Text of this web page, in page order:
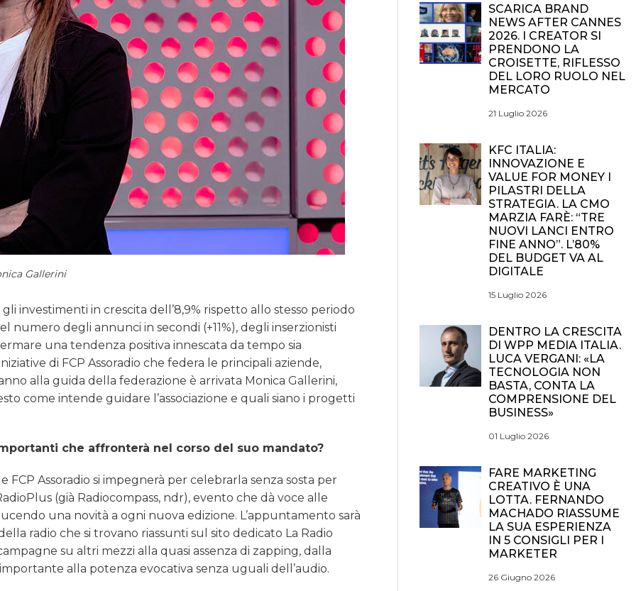
Gallerini
investimenti in crescita dell’8,9% rispetto allo stesso periodo
degli annunci in secondi (+11%), degli inserzionisti
una tendenza positiva innescata da tempo sia
di FCP Assoradio che federa le principali aziende,
alla guida della federazione è arrivata Monica Gallerini,
come intende guidare l’associazione e quali siano i progetti
che affronterà nel corso del suo mandato?
FCP Assoradio si impegnerà per celebrarla senza sosta per
(già Radiocompass, ndr), evento che dà voce alle
una novità a ogni nuova edizione. L’appuntamento sarà
radio che si trovano riassunti sul sito dedicato La Radio
su altri mezzi alla quasi assenza di zapping, dalla
alla potenza evocativa senza uguali dell’audio.
SCARICA BRAND
NEWS AFTER CANNES
2026. I CREATOR SI
PRENDONO LA
CROISETTE, RIFLESSO
DEL LORO RUOLO NEL
MERCATO
21 Luglio 2026
KFC ITALIA:
INNOVAZIONE E
VALUE FOR MONEY I
PILASTRI DELLA
STRATEGIA. LA CMO
MARZIA FARÈ: “TRE
NUOVI LANCI ENTRO
FINE ANNO”. L’80%
DEL BUDGET VA AL
DIGITALE
15 Luglio 2026
DENTRO LA CRESCITA
DI WPP MEDIA ITALIA.
LUCA VERGANI: «LA
TECNOLOGIA NON
BASTA, CONTA LA
COMPRENSIONE DEL
BUSINESS»
01 Luglio 2026
FARE MARKETING
CREATIVO È UNA
LOTTA. FERNANDO
MACHADO RIASSUME
LA SUA ESPERIENZA
IN 5 CONSIGLI PER I
MARKETER
26 Giugno 2026